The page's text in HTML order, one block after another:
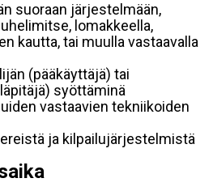
suoraan järjestelmään,
lomakkeella,
kautta, tai muulla vastaavalla
(pääkäyttäjä) tai
syöttäminä
vastaavien tekniikoiden
ja kilpailujärjestelmistä